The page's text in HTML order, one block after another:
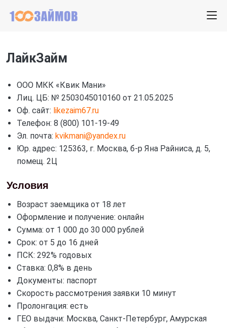
ЛайкЗайм
ООО МКК «Квик Мани»
Лиц. ЦБ: № 2503045010160 от 21.05.2025
Оф. сайт: likezaim67.ru
Телефон: 8 (800) 101-19-49
Эл. почта: kvikmani@yandex.ru
Юр. адрес: 125363, г. Москва, б-р Яна Райниса, д. 5,
помещ. 2Ц
Условия
Возраст заемщика от 18 лет
Оформление и получение: онлайн
Сумма: от 1 000 до 30 000 рублей
Срок: от 5 до 16 дней
ПСК: 292% годовых
Ставка: 0,8% в день
Документы: паспорт
Скорость рассмотрения заявки 10 минут
Пролонгация: есть
ГЕО выдачи: Москва, Санкт-Петербург, Амурская